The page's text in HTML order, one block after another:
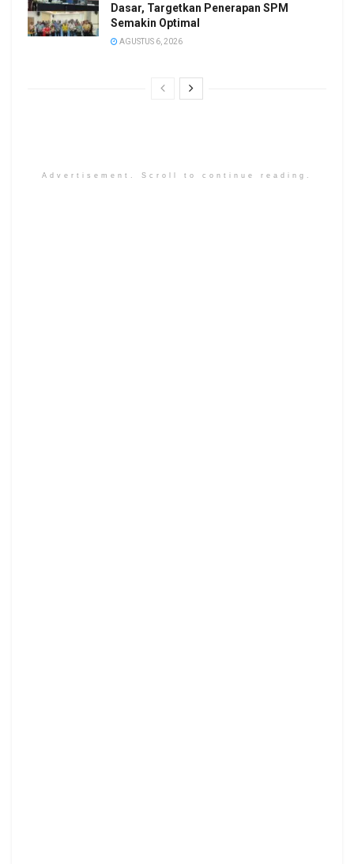
Dasar, Targetkan Penerapan SPM
Semakin Optimal
AGUSTUS 6, 2026
Advertisement. Scroll to continue reading.